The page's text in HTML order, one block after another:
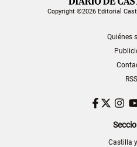
Copyright ©2026 Editorial
Quiénes
RSS
Castilla